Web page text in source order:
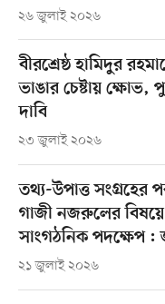
২৬ জুলাই ২০২৬
বীরশ্রেষ্ঠ হামিদুর
ভাঙার চেষ্টায় ক্ষোভ,
দাবি
২৩ জুলাই ২০২৬
তথ্য-উপাত্ত সংগ্রহের
গাজী নজরুলের বিষয়ে
সাংগঠনিক পদক্ষেপ :
২১ জুলাই ২০২৬